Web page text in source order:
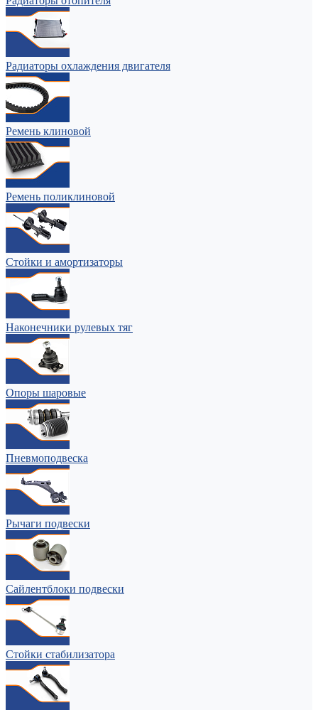
Радиаторы охлаждения двигателя
Ремень клиновой
Ремень поликлиновой
Стойки и амортизаторы
Наконечники рулевых тяг
Опоры шаровые
Пневмоподвеска
Рычаги подвески
Сайлентблоки подвески
Стойки стабилизатора